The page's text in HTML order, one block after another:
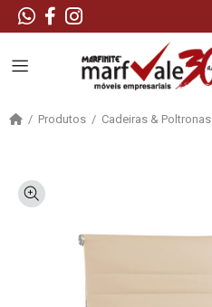
Produtos Cadeiras & Poltronas